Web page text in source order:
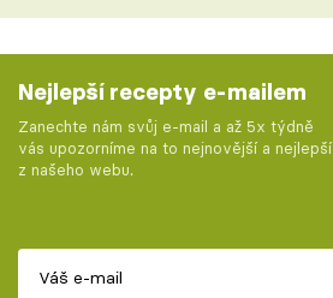
Nejlepší recepty e-mailem
Zanechte nám svůj e-mail a až 5x týdně
vás upozorníme na to nejnovější a nejlepší
z našeho webu.